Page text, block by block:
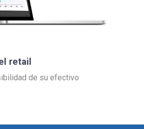
retail
de su efectivo